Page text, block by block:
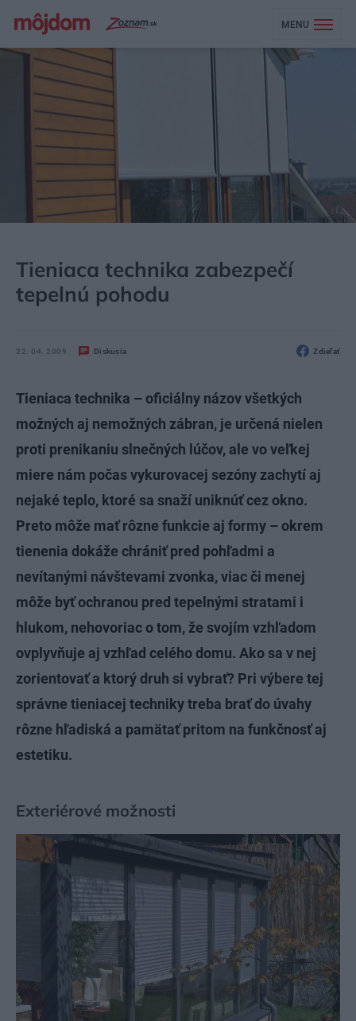
MENU
Tieniaca technika zabezpečí
tepelnú pohodu
22. 04. 2009 Diskusia Zdieľať
Tieniaca technika – oficiálny názov všetkých
možných aj nemožných zábran, je určená nielen
proti prenikaniu slnečných lúčov, ale vo veľkej
miere nám počas vykurovacej sezóny zachytí aj
nejaké teplo, ktoré sa snaží uniknúť cez okno.
Preto môže mať rôzne funkcie aj formy – okrem
tienenia dokáže chrániť pred pohľadmi a
nevítanými návštevami zvonka, viac či menej
môže byť ochranou pred tepelnými stratami i
hlukom, nehovoriac o tom, že svojím vzhľadom
ovplyvňuje aj vzhľad celého domu. Ako sa v nej
zorientovať a ktorý druh si vybrať? Pri výbere tej
správne tieniacej techniky treba brať do úvahy
rôzne hľadiská a pamätať pritom na funkčnosť aj
estetiku.
Exteriérové možnosti